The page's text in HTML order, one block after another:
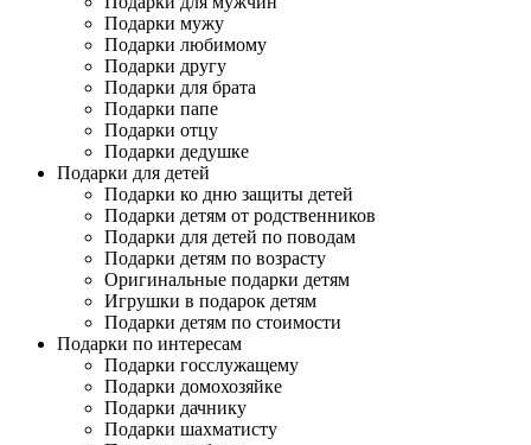
Подарки мужу
Подарки любимому
Подарки другу
Подарки для брата
Подарки папе
Подарки отцу
Подарки дедушке
Подарки для детей
Подарки ко дню защиты детей
Подарки детям от родственников
Подарки для детей по поводам
Подарки детям по возрасту
Оригинальные подарки детям
Игрушки в подарок детям
Подарки детям по стоимости
Подарки по интересам
Подарки госслужащему
Подарки домохозяйке
Подарки дачнику
Подарки шахматисту